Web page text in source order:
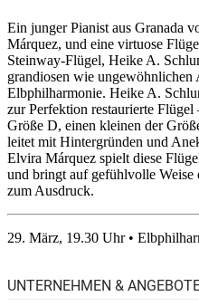
Ein junger Pianist aus Granada
Márquez, und eine virtuose
Steinway-Flügel, Heike A.
grandiosen wie
Elbphilharmonie. Heike A.
zur Perfektion restaurierte
Größe D, einen kleinen der
leitet mit Hintergründen und
Elvira Márquez spielt diese
und bringt auf gefühlvolle
zum Ausdruck.
29. März, 19.30 Uhr •